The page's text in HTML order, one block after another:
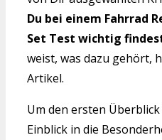
Du bei einem Fahrrad
Set Test wichtig
weist, was dazu gehört,
Artikel.
Um den ersten
Einblick in die